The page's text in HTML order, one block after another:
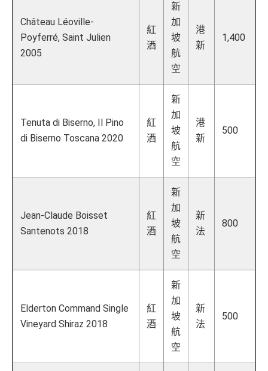
Château Léoville-
Poyferré, Saint Julien
2005
紅
酒
新
加
坡
航
空
港
新
1,400
Tenuta di Biserno, Il Pino
di Biserno Toscana 2020
紅
酒
新
加
坡
航
空
港
新
500
Jean-Claude Boisset
Santenots 2018
紅
酒
新
加
坡
航
空
新
法
800
Elderton Command Single
Vineyard Shiraz 2018
紅
酒
新
加
坡
航
空
新
法
500